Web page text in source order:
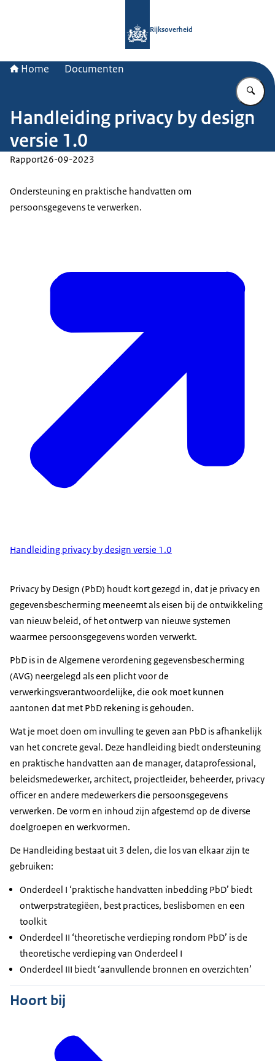
Rijksoverheid
Home Documenten
Handleiding privacy by design
versie 1.0
Rapport26-09-2023
Ondersteuning en praktische handvatten om
persoonsgegevens te verwerken.
Handleiding privacy by design versie 1.0
Privacy by Design (PbD) houdt kort gezegd in, dat je privacy en
gegevensbescherming meeneemt als eisen bij de ontwikkeling
van nieuw beleid, of het ontwerp van nieuwe systemen
waarmee persoonsgegevens worden verwerkt.
PbD is in de Algemene verordening gegevensbescherming
(AVG) neergelegd als een plicht voor de
verwerkingsverantwoordelijke, die ook moet kunnen
aantonen dat met PbD rekening is gehouden.
Wat je moet doen om invulling te geven aan PbD is afhankelijk
van het concrete geval. Deze handleiding biedt ondersteuning
en praktische handvatten aan de manager, dataprofessional,
beleidsmedewerker, architect, projectleider, beheerder, privacy
officer en andere medewerkers die persoonsgegevens
verwerken. De vorm en inhoud zijn afgestemd op de diverse
doelgroepen en werkvormen.
De Handleiding bestaat uit 3 delen, die los van elkaar zijn te
gebruiken:
Onderdeel I ‘praktische handvatten inbedding PbD’ biedt
ontwerpstrategiëen, best practices, beslisbomen en een
toolkit
Onderdeel II ‘theoretische verdieping rondom PbD’ is de
theoretische verdieping van Onderdeel I
Onderdeel III biedt ‘aanvullende bronnen en overzichten’
Hoort bij